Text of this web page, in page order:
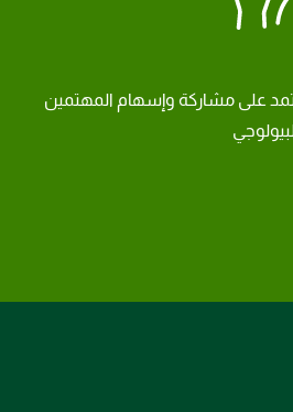
على مشاركة وإسهام المهتمين